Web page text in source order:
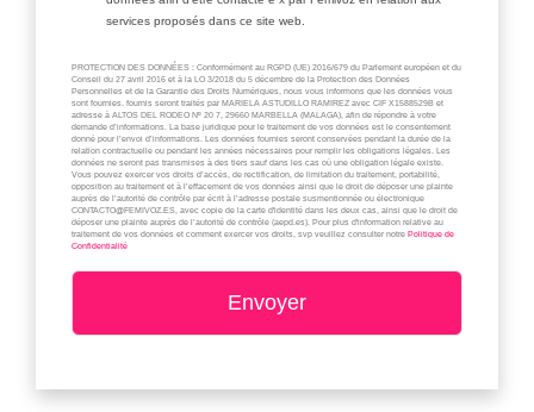
services proposés dans ce site web.
PROTECTION DES DONNÉES : Conformément au RGPD (UE) 2016/679 du Parlement européen et du
Conseil du 27 avril 2016 et à la LO 3/2018 du 5 décembre de la Protection des Données
Personnelles et de la Garantie des Droits Numériques, nous vous informons que les données vous
sont fournies. fournis seront traités par MARIELA ASTUDILLO RAMIREZ avec CIF X1588529B et
adresse à ALTOS DEL RODEO Nº 20 7, 29660 MARBELLA (MALAGA), afin de répondre à votre
demande d’informations. La base juridique pour le traitement de vos données est le consentement
donné pour l’envoi d’informations. Les données fournies seront conservées pendant la durée de la
relation contractuelle ou pendant les années nécessaires pour remplir les obligations légales. Les
données ne seront pas transmises à des tiers sauf dans les cas où une obligation légale existe.
Vous pouvez exercer vos droits d’accès, de rectification, de limitation du traitement, portabilité,
opposition au traitement et à l’effacement de vos données ainsi que le droit de déposer une plainte
auprès de l’autorité de contrôle par écrit à l’adresse postale susmentionnée ou électronique
CONTACTO@FEMIVOZ.ES, avec copie de la carte d'identité dans les deux cas, ainsi que le droit de
déposer une plainte auprès de l’autorité de contrôle (aepd.es). Pour plus d'information relative au
traitement de vos données et comment exercer vos droits, svp veuillez consulter notre Politique de
Confidentialité
Envoyer